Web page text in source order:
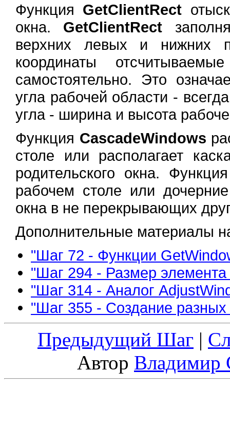
Функция GetClientRect
окна. GetClientRect
верхних левых и нижних
координаты
самостоятельно. Это
угла рабочей области -
угла - ширина и высота
Функция CascadeWindows
столе или располагает
родительского окна.
рабочем столе или
окна в не перекрывающих
Дополнительные материалы
"Шаг 72 - Функции
"Шаг 294 - Размер элемента
"Шаг 314 - Аналог
"Шаг 355 - Создание
Предыдущий Шаг |
Автор Владимир